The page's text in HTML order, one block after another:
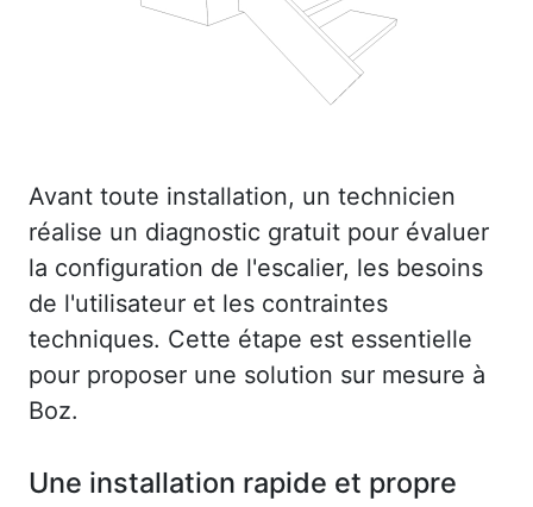
Avant toute installation, un technicien
réalise un diagnostic gratuit pour évaluer
la configuration de l'escalier, les besoins
de l'utilisateur et les contraintes
techniques. Cette étape est essentielle
pour proposer une solution sur mesure à
Boz.
Une installation rapide et propre